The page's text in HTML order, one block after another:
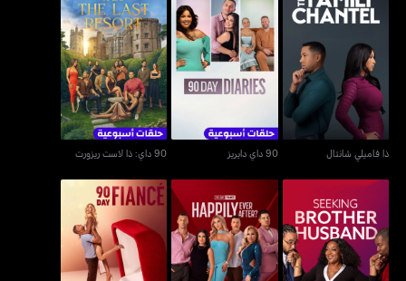
ذا فاميلي شانتال
ذا فاميلي شانتال
90 داي دايريز
90 داي دايريز
90 داي: ذا لاست ريزورت
90 داي: ذا لاست ريزورت
سيكينغ براذر هازبند
90 داي فيانسي: هابيلي إيفر
أفتر؟
90 داي فيانسيه